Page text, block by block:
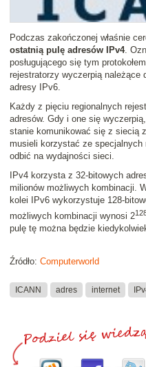
Podczas zakończonej właśnie
ostatnią pulę adresów IPv4.
posługującego się tym
rejestratorzy wyczerpią należące
adresy IPv6.
Każdy z pięciu regionalnych
adresów. Gdy i one się
stanie komunikować się z siecią
musieli korzystać ze
odbić na wydajności sieci.
IPv4 korzysta z 32-bitowych
milionów możliwych kombinacji.
kolei IPv6 wykorzystuje 128-
możliwych kombinacji wynosi 2
pulę tę można będzie
Źródło: Computerworld
ICANN adres internet